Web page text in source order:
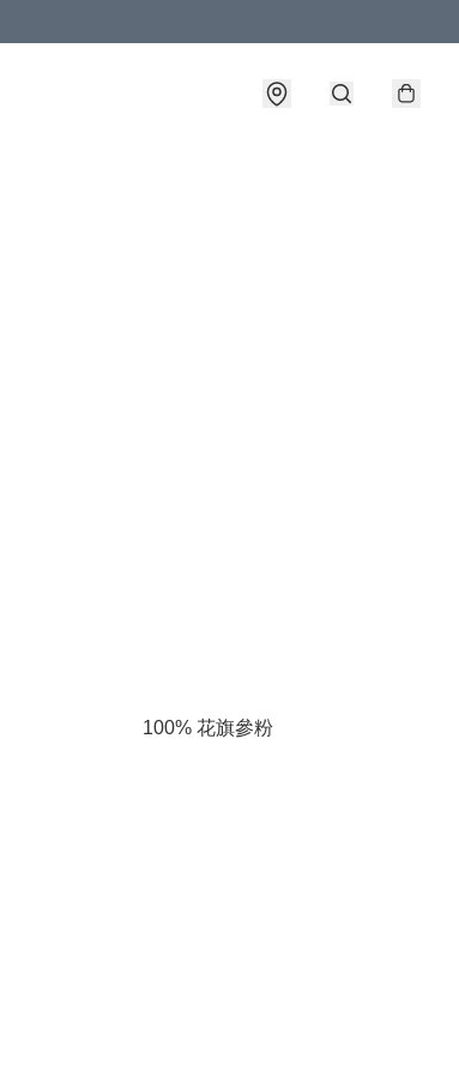
100% 花旗參粉